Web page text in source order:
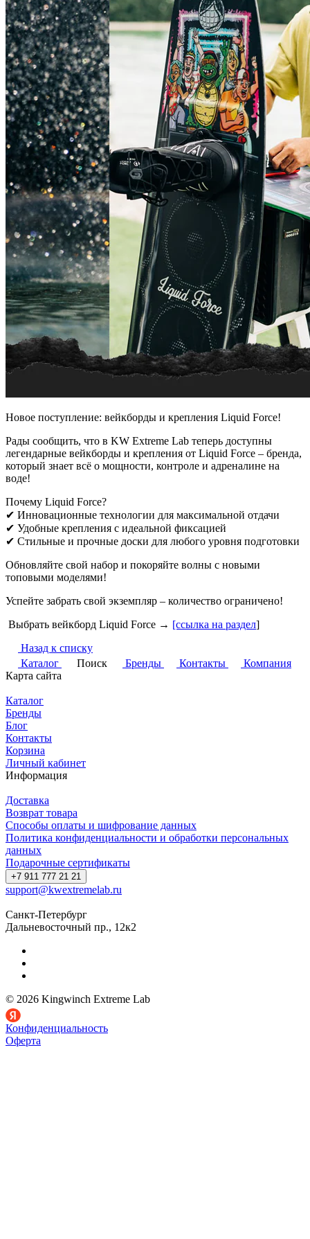
Новое поступление: вейкборды и крепления Liquid Force!
Рады сообщить, что в KW Extreme Lab теперь доступны
легендарные вейкборды и крепления от Liquid Force – бренда,
который знает всё о мощности, контроле и адреналине на
воде!
Почему Liquid Force?
✔ Инновационные технологии для максимальной отдачи
✔ Удобные крепления с идеальной фиксацией
✔ Стильные и прочные доски для любого уровня подготовки
Обновляйте свой набор и покоряйте волны с новыми
топовыми моделями!
Успейте забрать свой экземпляр – количество ограничено!
Выбрать вейкборд Liquid Force → [ссылка на раздел]
Назад к списку
Каталог
Поиск Бренды Контакты
Компания
Карта сайта
Каталог
Бренды
Блог
Контакты
Корзина
Личный кабинет
Информация
Доставка
Возврат товара
Способы оплаты и шифрование данных
Политика конфиденциальности и обработки персональных
данных
Подарочные сертификаты
+7 911 777 21 21
support@kwextremelab.ru
Санкт-Петербург
Дальневосточный пр., 12к2
© 2026 Kingwinch Extreme Lab
Конфиденциальность
Оферта